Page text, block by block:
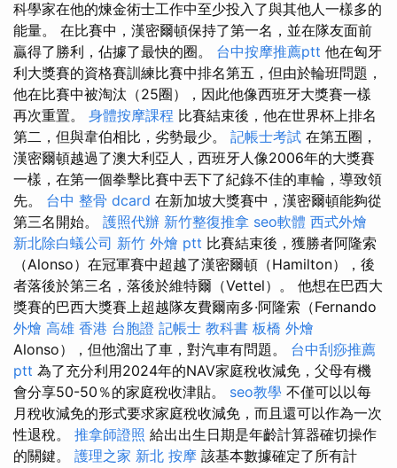
科學家在他的煉金術士工作中至少投入了與其他人一樣多的
能量。 在比賽中，漢密爾頓保持了第一名，並在隊友面前
贏得了勝利，佔據了最快的圈。 台中按摩推薦ptt 他在匈牙
利大獎賽的資格賽訓練比賽中排名第五，但由於輪班問題，
他在比賽中被淘汰（25圈），因此他像西班牙大獎賽一樣
再次重置。 身體按摩課程 比賽結束後，他在世界杯上排名
第二，但與韋伯相比，劣勢最少。 記帳士考試 在第五圈，
漢密爾頓越過了澳大利亞人，西班牙人像2006年的大獎賽
一樣，在第一個拳擊比賽中丟下了紀錄不佳的車輪，導致領
先。 台中 整骨 dcard 在新加坡大獎賽中，漢密爾頓能夠從
第三名開始。 護照代辦 新竹整復推拿 seo軟體 西式外燴
新北除白蟻公司 新竹 外燴 ptt 比賽結束後，獲勝者阿隆索
（Alonso）在冠軍賽中超越了漢密爾頓（Hamilton），後
者落後於第三名，落後於維特爾（Vettel）。 他想在巴西大
獎賽的巴西大獎賽上超越隊友費爾南多·阿隆索（Fernando
外燴 高雄 香港 台胞證 記帳士 教科書 板橋 外燴
Alonso），但他溜出了車，對汽車有問題。 台中刮痧推薦
ptt 為了充分利用2024年的NAV家庭稅收減免，父母有機
會分享50-50％的家庭稅收津貼。 seo教學 不僅可以以每
月稅收減免的形式要求家庭稅收減免，而且還可以作為一次
性退稅。 推拿師證照 給出出生日期是年齡計算器確切操作
的關鍵。 護理之家 新北 按摩 該基本數據確定了所有計